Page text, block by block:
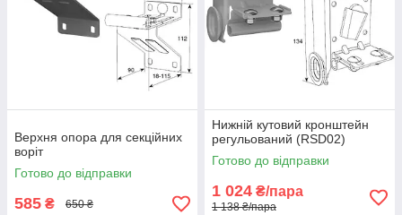
Верхня опора для секційних
воріт
Готово до відправки
585 ₴ 650 ₴
Нижній кутовий кронштейн
регульований (RSD02)
Готово до відправки
1 024 ₴/пара
1 138 ₴/пара